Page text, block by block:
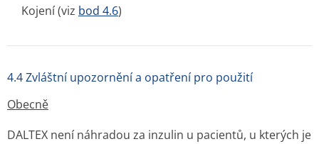
Kojení (viz bod 4.6)
4.4 Zvláštní upozornění a opatření pro použití
Obecně
DALTEX není náhradou za inzulin u pacientů, u kterých je